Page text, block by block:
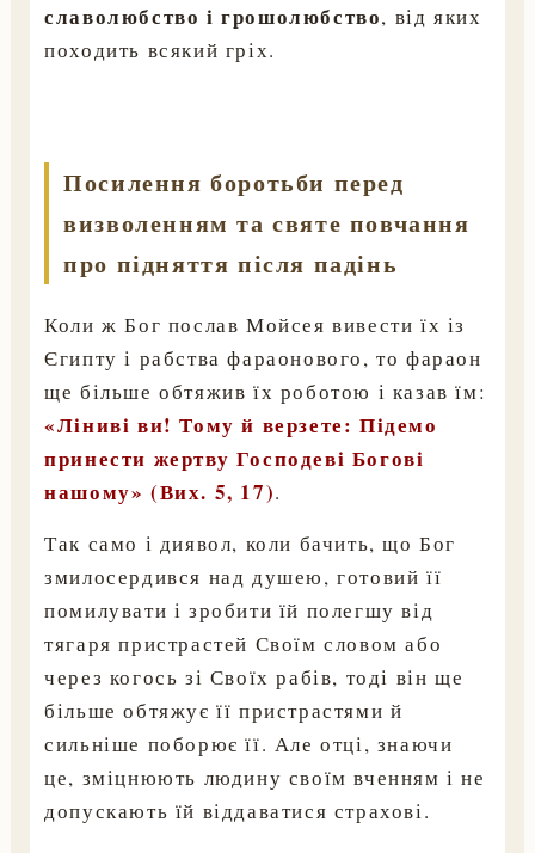
славолюбство і грошолюбство, від яких
походить всякий гріх.
Посилення боротьби перед
визволенням та святе повчання
про підняття після падінь
Коли ж Бог послав Мойсея вивести їх із
Єгипту і рабства фараонового, то фараон
ще більше обтяжив їх роботою і казав їм:
«Ліниві ви! Тому й верзете: Підемо
принести жертву Господеві Богові
нашому» (Вих. 5, 17).
Так само і диявол, коли бачить, що Бог
змилосердився над душею, готовий її
помилувати і зробити їй полегшу від
тягаря пристрастей Своїм словом або
через когось зі Своїх рабів, тоді він ще
більше обтяжує її пристрастями й
сильніше поборює її. Але отці, знаючи
це, зміцнюють людину своїм вченням і не
допускають їй віддаватися страхові.